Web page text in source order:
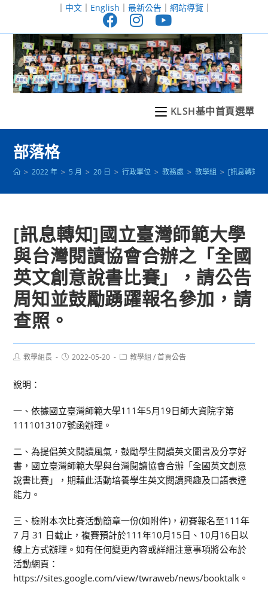
至
｜ 中文｜ English ｜ 最新公告｜ 網站導覽｜
KLSH基中首頁選單
部落格
> 2022 年 > 5 月 > 20 日 > 行政單位 > 教務處 > 教學組 > [訊息轉知]
[訊息轉知]國立臺灣師範大學
與台灣閱讀協會合辦之「全國
英文創意說書比賽」，請公告
周知並鼓勵踴躍報名參加，請
查照。
Post教學組長
Post2022-05-20
Post教學組 / 首頁公告
說明：
一、依據國立臺灣師範大學111年5月19日師大資院字第
1111013107號函辦理。
二、為提倡英文閱讀風氣，鼓勵學生閱讀英文圖書及分享好
書，國立臺灣師範大學與台灣閱讀協會合辦「全國英文創意
說書比賽」，期藉此活動培養學生英文閱讀興趣及口語表達
能力。
三、檢附本次比賽活動簡章一份(如附件)，初賽報名至111年
7 月 31 日截止，複賽預計於111年10月15日、10月16日以
線上方式辦理。如有任何變更內容或詳細注意事項將公布於
活動網頁：
https://sites.google.com/view/twraweb/news/booktalk。